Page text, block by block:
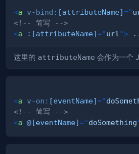
<a v-bind: [attributeName]="
<!-- 简写 -->
<a :[attributeName]="url ">
这里的 attributeName 会作为一个
<a v-on: [eventName]="
<!-- 简写 -->
<a @[eventName]="doSomething